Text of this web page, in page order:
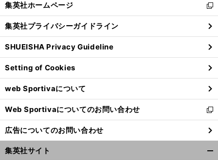
閉
る
集英社ホームページ
新
し
い
ウ
ィ
ン
ド
ウ
で
開
く
集英社プライバシーガイドライン
SHUEISHA Privacy Guideline
Setting of Cookies
web Sportivaについて
Web Sportivaについてのお問い合わせ
新
し
い
ウ
ィ
広告についてのお問い合わせ
集英社サイト